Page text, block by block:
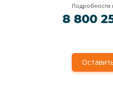
Подробности
8 800